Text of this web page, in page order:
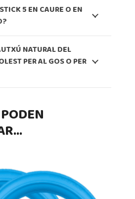
5 EN CAURE O EN
NATURAL DEL
PER AL GOS O PER